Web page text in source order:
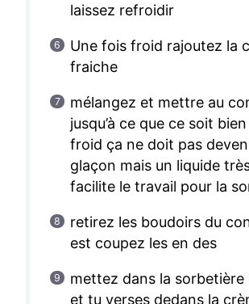
laissez refroidir
Une fois froid rajoutez la
fraiche
mélangez et mettre au
jusqu’à ce que ce soit
froid ça ne doit pas
glaçon mais un liquide
facilite le travail pour la
retirez les boudoirs du
est coupez les en des
mettez dans la sorbetière
et tu verses dedans la